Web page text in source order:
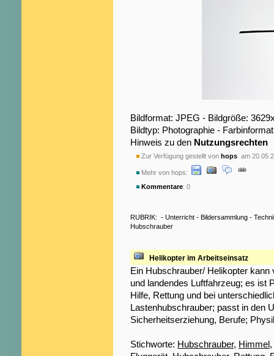
Bildformat: JPEG - Bildgröße:
Bildtyp: Photographie -
Hinweis zu den Nutzungsrechten
Zur Verfügung gestellt von hops am
Mehr von hops:
Kommentare: 0
RUBRIK: - Unterricht - Bildersammlung -
Hubschrauber
Helikopter im Arbeitseinsatz
Ein Hubschrauber/ Helikopter
und landendes Luftfahrzeug; es ist
Hilfe, Rettung und bei
Lastenhubschrauber; passt in den
Sicherheitserziehung, Berufe;
Stichworte: Hubschrauber, Himmel,